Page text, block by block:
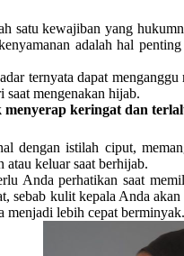
satu kewajiban yang
adalah hal
ternyata dapat
saat mengenakan hijab.
keringat dan
dengan istilah ciput,
atau keluar saat berhijab.
Anda perhatikan saat
sebab kulit kepala Anda
menjadi lebih cepat berminyak.